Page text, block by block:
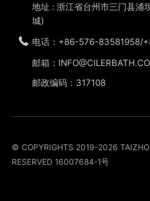
地址 : 浙江省台州市三门县浦
城)
电话：+86-576-83581958/
邮箱：
邮政编码：317108
© COPYRIGHTS 2019-2026
RESERVED 16007684-1号